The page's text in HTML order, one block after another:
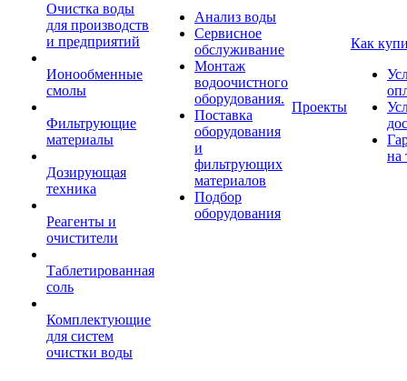
Очистка воды
для производств
и предприятий
Ионообменные
смолы
Фильтрующие
материалы
Дозирующая
техника
Реагенты и
очистители
Таблетированная
соль
Комплектующие
для систем
очистки воды
Анализ воды
Сервисное
обслуживание
Монтаж
водоочистного
оборудования.
Поставка
оборудования
и
фильтрующих
материалов
Подбор
оборудования
Проекты
Как
на